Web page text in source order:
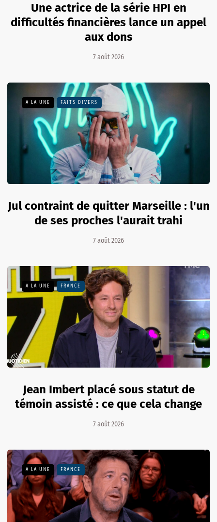
Une actrice de la série HPI en
difficultés financières lance un appel
aux dons
7 août 2026
A LA UNE FAITS DIVERS
Jul contraint de quitter Marseille : l'un
de ses proches l'aurait trahi
7 août 2026
A LA UNE FRANCE
Jean Imbert placé sous statut de
témoin assisté : ce que cela change
7 août 2026
A LA UNE FRANCE